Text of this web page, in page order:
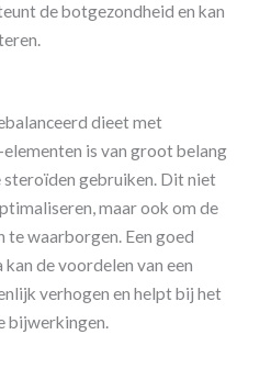
de botgezondheid en kan
dieet met
is van groot belang
steroïden gebruiken. Dit niet
maar ook om de
waarborgen. Een goed
de voordelen van een
verhogen en helpt bij het
bijwerkingen.